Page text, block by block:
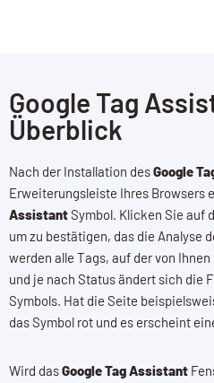
Google Tag
Überblick
Nach der Installation desGoogle
Erweiterungsleiste Ihres Browsers
AssistantSymbol. Klicken Sie auf
um zu bestätigen, das die Analyse
werden alle Tags, auf der von
und je nach Status ändert sich die
Symbols. Hat die Seite
das Symbol rot und es erscheint
Wird dasGoogle Tag Assistant